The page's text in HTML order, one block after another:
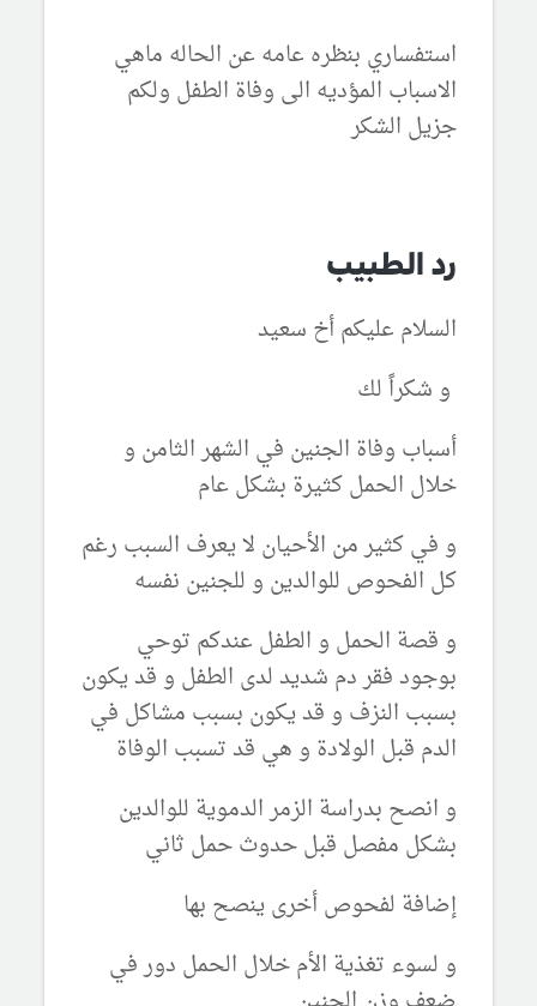
استفساري بنظره عامه عن الحاله ماهي
الاسباب المؤديه الى وفاة الطفل ولكم
جزيل الشكر
رد الطبيب
السلام عليكم أخ سعيد
و شكراً لك
أسباب وفاة الجنين في الشهر الثامن و
خلال الحمل كثيرة بشكل عام
و في كثير من الأحيان لا يعرف السبب رغم
كل الفحوص للوالدين و للجنين نفسه
و قصة الحمل و الطفل عندكم توحي
بوجود فقر دم شديد لدى الطفل و قد يكون
بسبب النزف و قد يكون بسبب مشاكل في
الدم قبل الولادة و هي قد تسبب الوفاة
و انصح بدراسة الزمر الدموية للوالدين
بشكل مفصل قبل حدوث حمل ثاني
إضافة لفحوص أخرى ينصح بها
و لسوء تغذية الأم خلال الحمل دور في